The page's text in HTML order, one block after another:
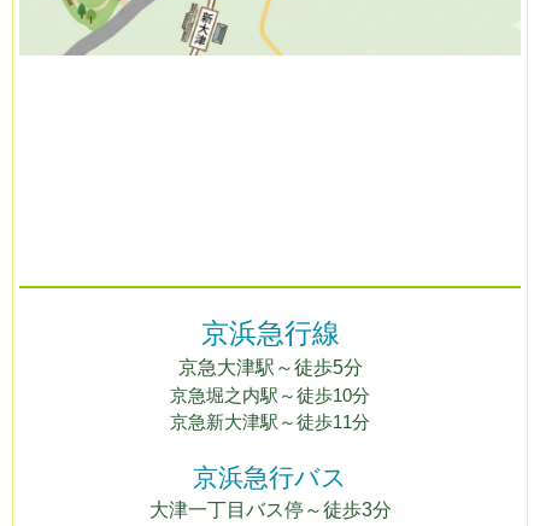
京浜急行線
京急大津駅 ～徒歩5分
京急堀之内駅 ～徒歩10分
京急新大津駅～徒歩11分
京浜急行バス
大津一丁目バス停～徒歩3分